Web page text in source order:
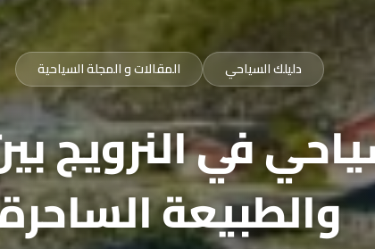
دليلك السياحي المقالات و المجلة السياحية
في النرويج
والطبيعة